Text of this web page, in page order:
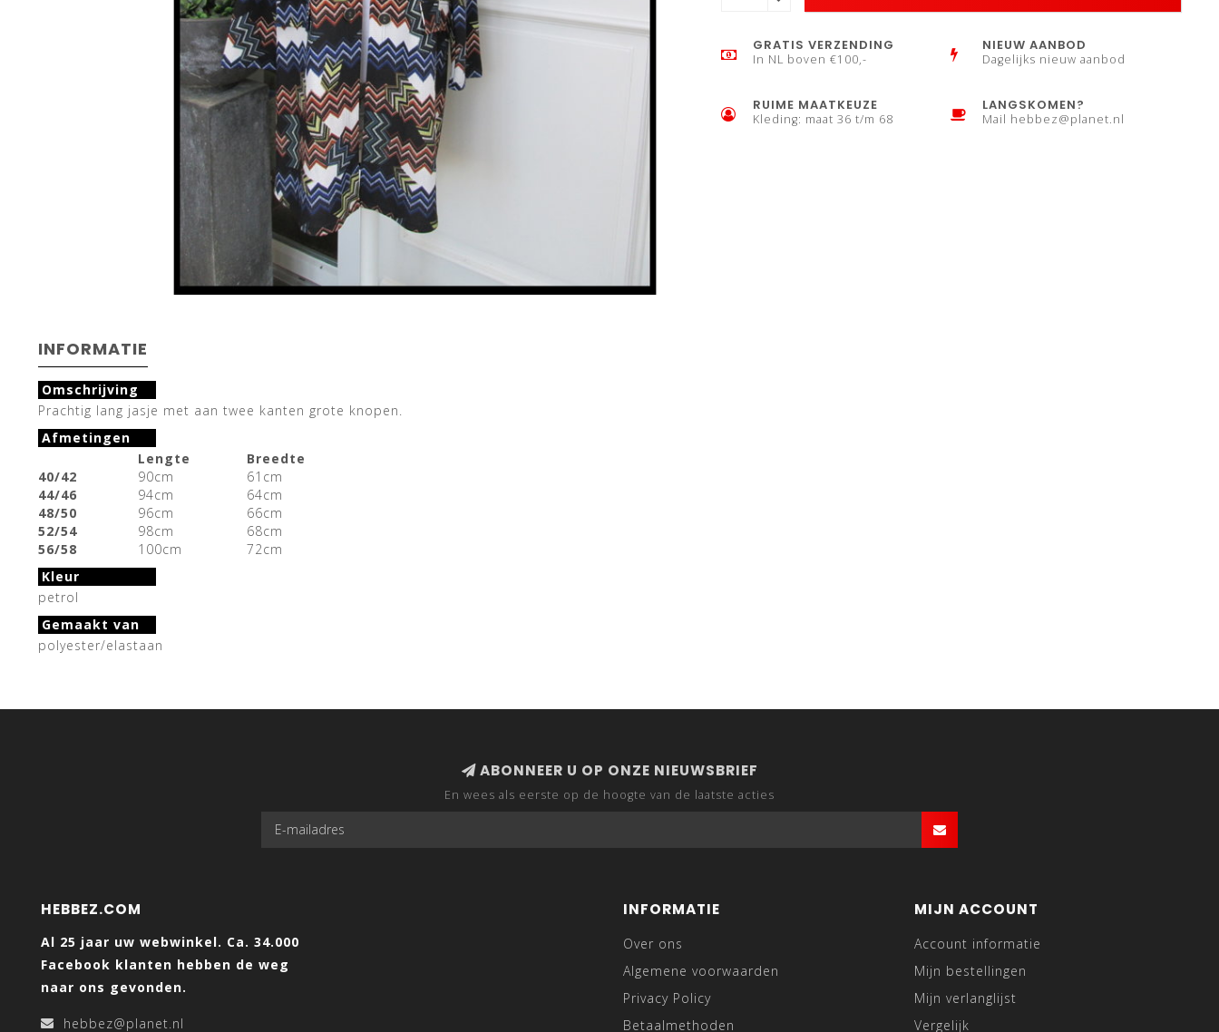
GRATIS VERZENDING
In NL boven €100,-
NIEUW AANBOD
Dagelijks nieuw aanbod
RUIME MAATKEUZE
Kleding: maat 36 t/m 68
LANGSKOMEN?
Mail hebbez@planet.nl
INFORMATIE
Omschrijving
Prachtig lang jasje met aan twee kanten grote knopen.
Afmetingen
Lengte
Breedte
40/42
90cm
61cm
44/46
94cm
64cm
48/50
96cm
66cm
52/54
98cm
68cm
56/58
100cm
72cm
Kleur
petrol
Gemaakt van
polyester/elastaan
ABONNEER U OP ONZE NIEUWSBRIEF
En wees als eerste op de hoogte van de laatste acties
HEBBEZ.COM
Al 25 jaar uw webwinkel. Ca. 34.000
Facebook klanten hebben de weg
naar ons gevonden.
hebbez@planet.nl
INFORMATIE
Over ons
Algemene voorwaarden
Privacy Policy
Betaalmethoden
MIJN ACCOUNT
Account informatie
Mijn bestellingen
Mijn verlanglijst
Vergelijk